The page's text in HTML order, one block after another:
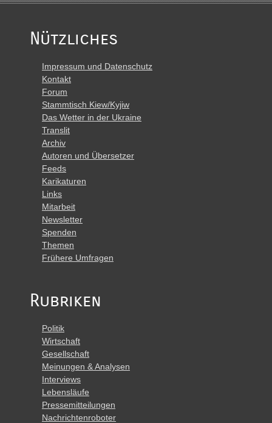
Nützliches
Impressum und Datenschutz
Kontakt
Forum
Stammtisch Kiew/Kyjiw
Das Wetter in der Ukraine
Translit
Archiv
Autoren und Übersetzer
Feeds
Karikaturen
Links
Mitarbeit
Newsletter
Spenden
Themen
Frühere Umfragen
Rubriken
Politik
Wirtschaft
Gesellschaft
Meinungen & Analysen
Interviews
Lebensläufe
Pressemitteilungen
Nachrichtenroboter